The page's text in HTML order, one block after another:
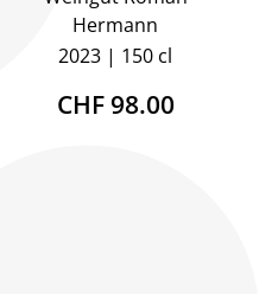
Hermann
2023
150 cl
CHF 98.00